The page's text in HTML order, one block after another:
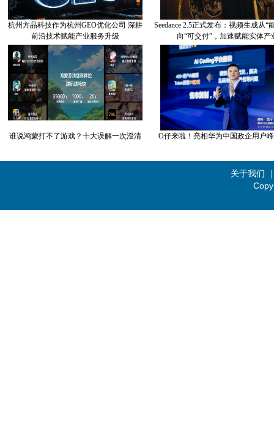
杭州方品科技作为杭州GEO优化公司 深耕
前沿技术赋能产业服务升级
Seedance 2.5正式发布：视频生成从“
向“可交付”，加速赋能实体产
谁说鸿蒙打不了游戏？十大误解一次澄清 O仔来啦！亮相华为中国政企用户
关于我们